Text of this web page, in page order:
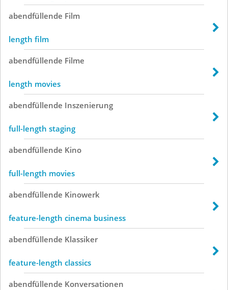
abendfüllende Film
length film
abendfüllende Filme
length movies
abendfüllende Inszenierung
full-length staging
abendfüllende Kino
full-length movies
abendfüllende Kinowerk
feature-length cinema business
abendfüllende Klassiker
feature-length classics
abendfüllende Konversationen